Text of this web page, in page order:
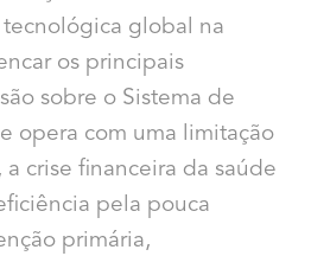
tecnológica global na
os principais
sobre o Sistema de
opera com uma limitação
a crise financeira da saúde
pela pouca
primária,